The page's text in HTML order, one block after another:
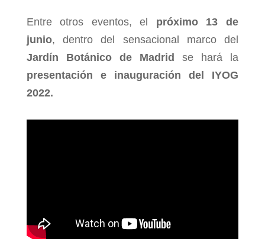
Entre otros eventos, el próximo 13 de
junio, dentro del sensacional marco del
Jardín Botánico de Madrid se hará la
presentación e inauguración del IYOG
2022.